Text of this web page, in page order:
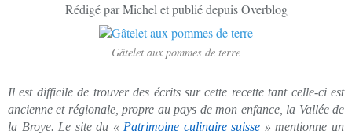
Rédigé par Michel et publié depuis Overblog
Gâtelet aux pommes de terre
Il est difficile de trouver des écrits sur cette recette tant celle-ci est
ancienne et régionale, propre au pays de mon enfance, la Vallée de
la Broye. Le site du « Patrimoine culinaire suisse » mentionne un